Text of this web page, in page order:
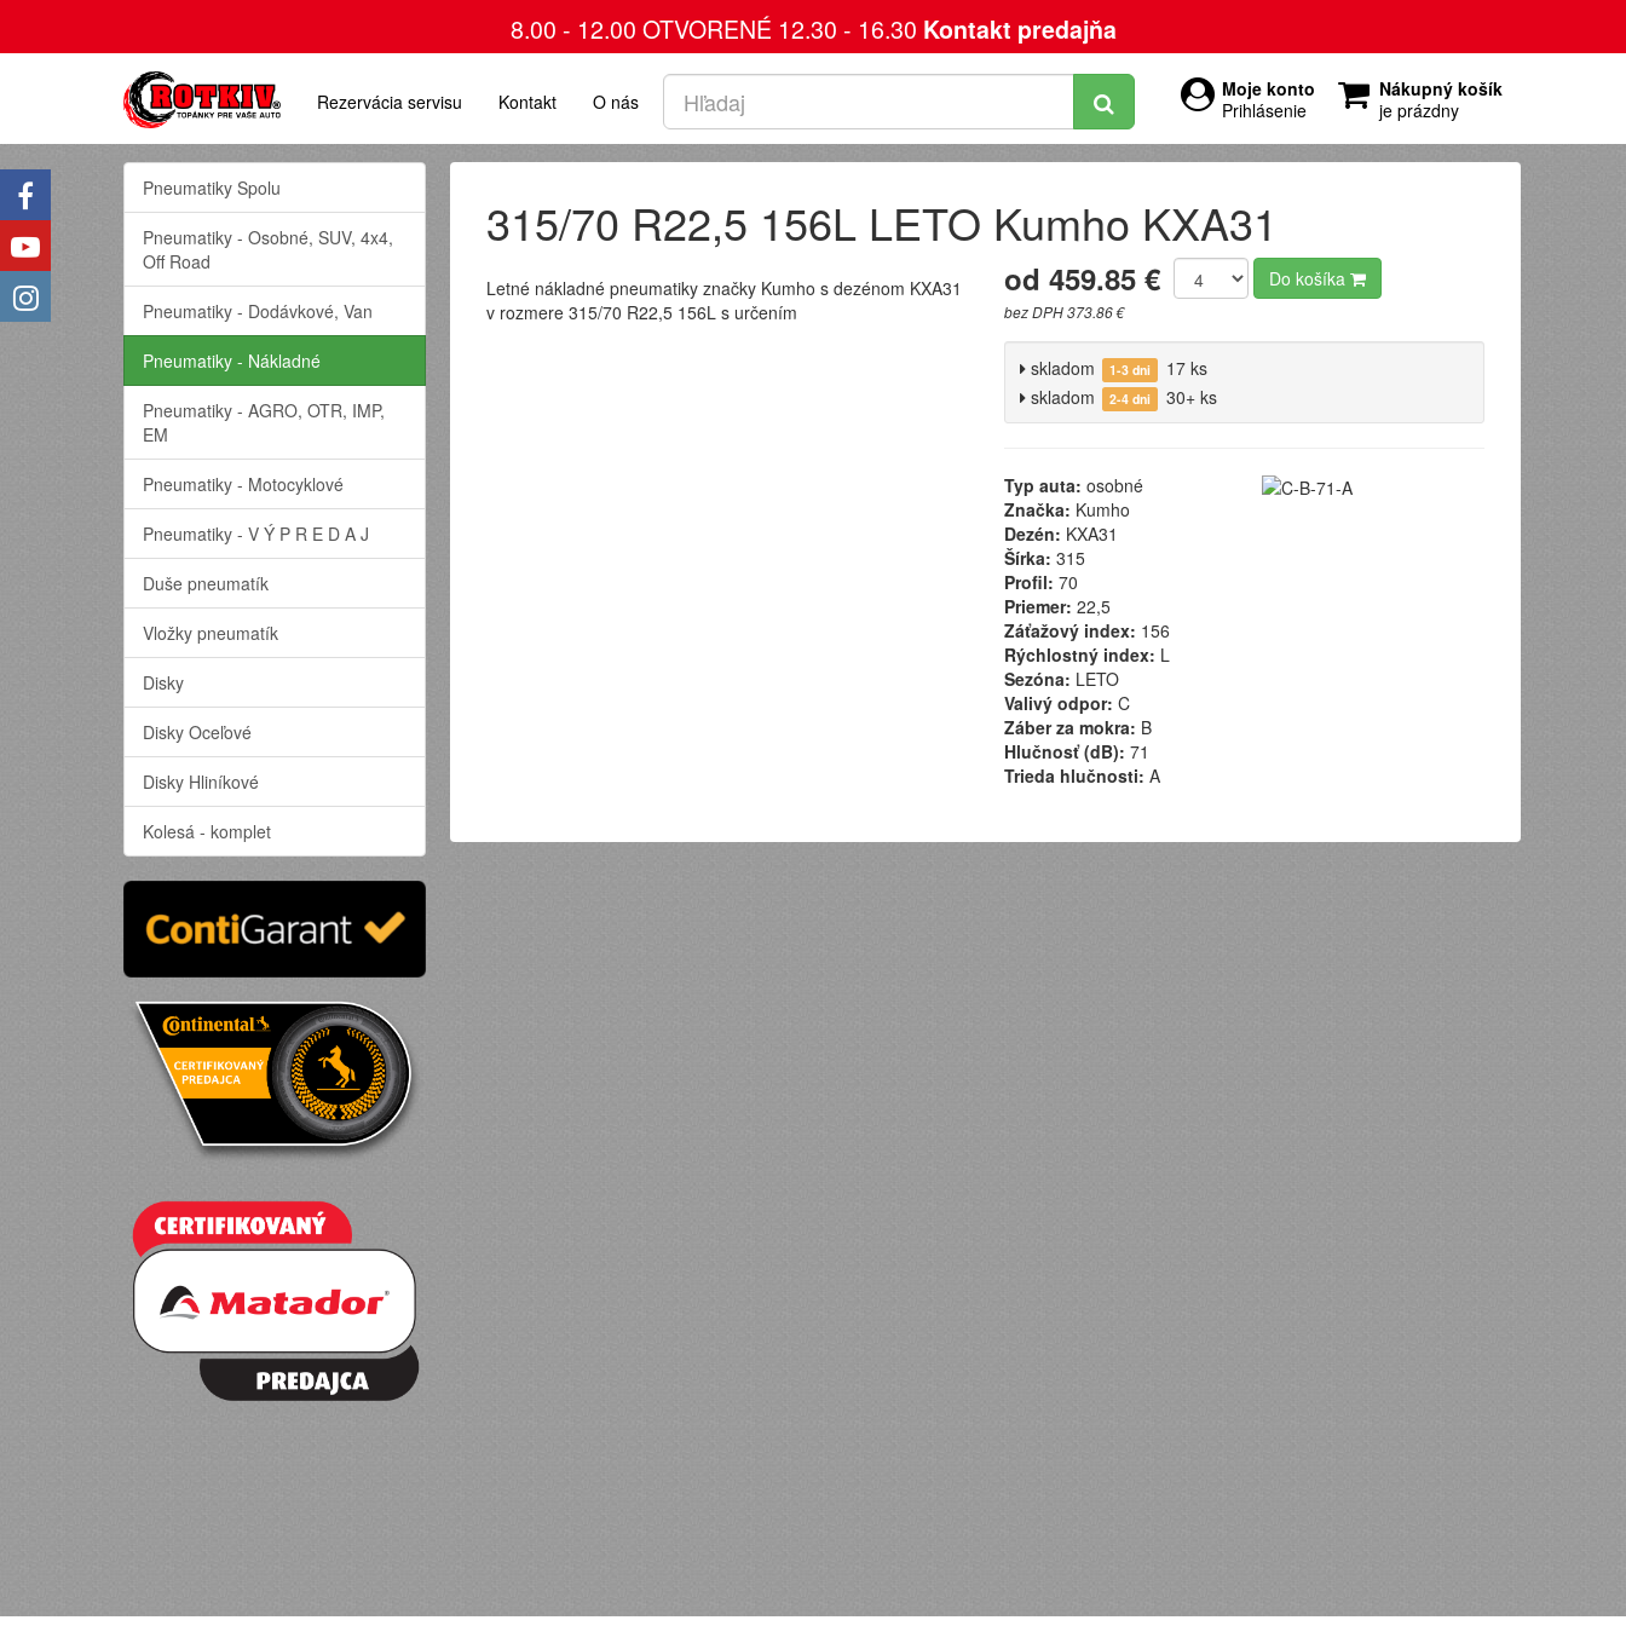
8.00 - 12.00 OTVORENÉ 12.30 - 16.30 Kontakt predajňa
Moje konto
Prihlásenie
Nákupný košík
je prázdny
Rezervácia servisu Kontakt O nás
315/70 R22,5 156L LETO Kumho KXA31
Letné nákladné pneumatiky značky Kumho s dezénom KXA31
v rozmere 315/70 R22,5 156L s určením
od 459.85 €
bez DPH 373.86 €
Do košíka
skladom 1-3 dni
17 ks
skladom
2-4 dni 30+ ks
Typ auta: osobné
Značka: Kumho
Dezén: KXA31
Šírka: 315
Profil: 70
Priemer: 22,5
Záťažový index: 156
Rýchlostný index: L
Sezóna: LETO
Valivý odpor: C
Záber za mokra: B
Hlučnosť (dB): 71
Trieda hlučnosti: A
Pneumatiky Spolu
Pneumatiky - Osobné, SUV, 4x4,
Off Road
Pneumatiky - Dodávkové, Van
Pneumatiky - Nákladné
Pneumatiky - AGRO, OTR, IMP,
EM
Pneumatiky - Motocyklové
Pneumatiky - V Ý P R E D A J
Duše pneumatík
Vložky pneumatík
Disky
Disky Oceľové
Disky Hliníkové
Kolesá - komplet